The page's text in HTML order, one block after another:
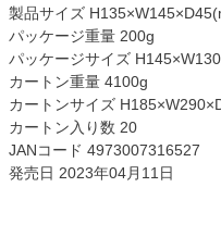
製品サイズ
パッケージ重量 200g
パッケージサイズ
カートン重量 4100g
カートンサイズ
カートン入り数 20
JANコード 4973007316527
発売日 2023年04月11日